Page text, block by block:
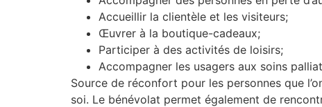
Accueillir la clientèle et les visiteurs;
Œuvrer à la boutique-cadeaux;
Participer à des activités de loisirs;
Accompagner les usagers aux soins
Source de réconfort pour les personnes que
soi. Le bénévolat permet également de